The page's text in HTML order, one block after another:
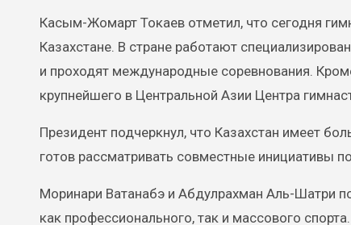
Касым-Жомарт Токаев отметил, что сегодня
Казахстане. В стране работают
и проходят международные соревнования.
крупнейшего в Центральной Азии Центра
Президент подчеркнул, что Казахстан имеет
готов рассматривать совместные инициативы
Моринари Ватанабэ и Абдулрахман Аль-Шатри
как профессионального, так и массового